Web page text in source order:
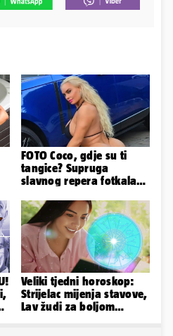
FOTO Coco, gdje su ti
tangice? Supruga
slavnog repera fotkala
sve
Veliki tjedni horoskop:
Strijelac mijenja stavove,
Lav žudi za boljom